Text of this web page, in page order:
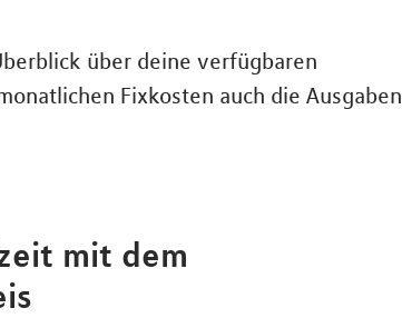
über deine verfügbaren
Fixkosten auch die Ausgaben
mit dem